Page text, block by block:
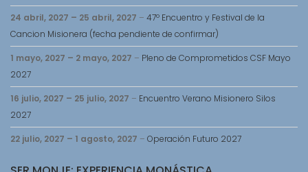
24 abril, 2027 – 25 abril, 2027 – 47º Encuentro y Festival de la
Cancion Misionera (fecha pendiente de confirmar)
1 mayo, 2027 – 2 mayo, 2027 – Pleno de Comprometidos CSF Mayo
2027
16 julio, 2027 – 25 julio, 2027 – Encuentro Verano Misionero Silos
2027
22 julio, 2027 – 1 agosto, 2027 – Operación Futuro 2027